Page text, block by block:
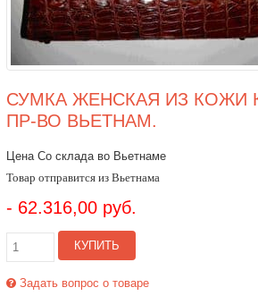
СУМКА ЖЕНСКАЯ ИЗ КОЖИ
ПР-ВО ВЬЕТНАМ.
Цена Со склада во Вьетнаме
Товар отправится из Вьетнама
- 62.316,00 руб.
КУПИТЬ
Задать вопрос о товаре